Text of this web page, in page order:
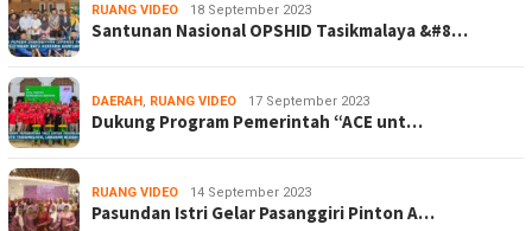
RUANG VIDEO 18 September 2023
Santunan Nasional OPSHID Tasikmalaya &#8…
DAERAH, RUANG VIDEO 17 September 2023
Dukung Program Pemerintah “ACE unt…
RUANG VIDEO 14 September 2023
Pasundan Istri Gelar Pasanggiri Pinton A…